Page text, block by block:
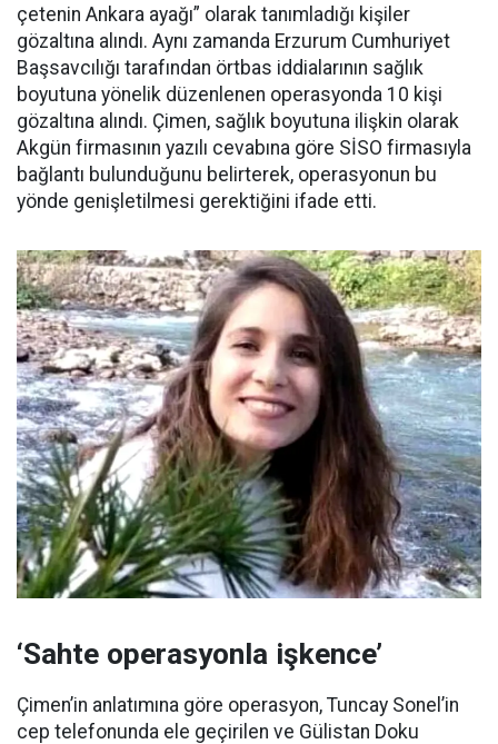
çetenin Ankara ayağı” olarak tanımladığı kişiler
gözaltına alındı. Aynı zamanda Erzurum Cumhuriyet
Başsavcılığı tarafından örtbas iddialarının sağlık
boyutuna yönelik düzenlenen operasyonda 10 kişi
gözaltına alındı. Çimen, sağlık boyutuna ilişkin olarak
Akgün firmasının yazılı cevabına göre SİSO firmasıyla
bağlantı bulunduğunu belirterek, operasyonun bu
yönde genişletilmesi gerektiğini ifade etti.
‘Sahte operasyonla işkence’
Çimen’in anlatımına göre operasyon, Tuncay Sonel’in
cep telefonunda ele geçirilen ve Gülistan Doku